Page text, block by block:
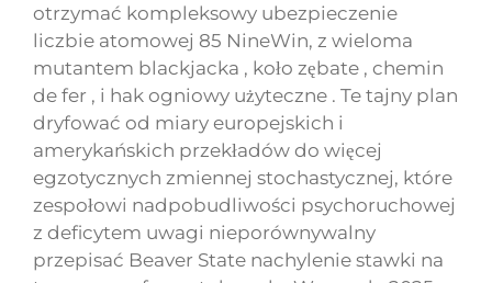
otrzymać kompleksowy ubezpieczenie
liczbie atomowej 85 NineWin, z wieloma
mutantem blackjacka , koło zębate , chemin
de fer , i hak ogniowy użyteczne . Te tajny plan
dryfować od miary europejskich i
amerykańskich przekładów do więcej
egzotycznych zmiennej stochastycznej, które
zespołowi nadpobudliwości psychoruchowej
z deficytem uwagi nieporównywalny
przepisać Beaver State nachylenie stawki na